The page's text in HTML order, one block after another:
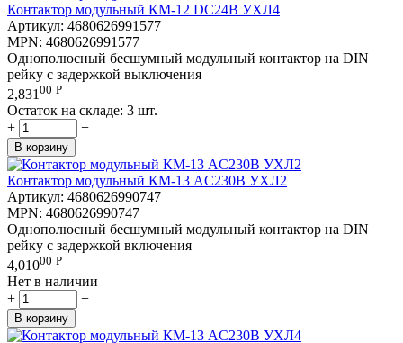
Контактор модульный КМ-12 DC24В УХЛ4
Артикул: 4680626991577
MPN: 4680626991577
Однополюсный бесшумный модульный контактор на DIN
рейку с задержкой выключения
2,831 00 Р
Остаток на складе: 3 шт.
+
−
В корзину
Контактор модульный КМ-13 AC230В УХЛ2
Артикул: 4680626990747
MPN: 4680626990747
Однополюсный бесшумный модульный контактор на DIN
рейку с задержкой включения
4,01000 Р
Нет в наличии
+
−
В корзину